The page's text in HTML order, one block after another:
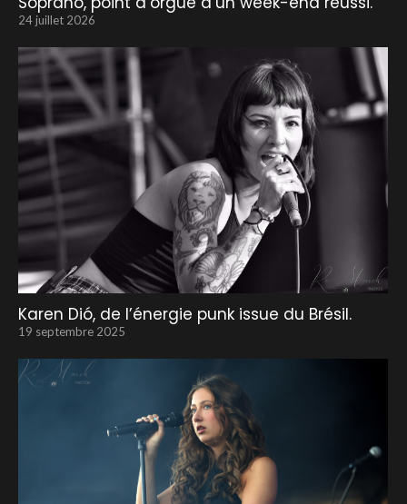
24 juillet 2026
Karen Dió, de l’énergie punk issue du Brésil.
19 septembre 2025